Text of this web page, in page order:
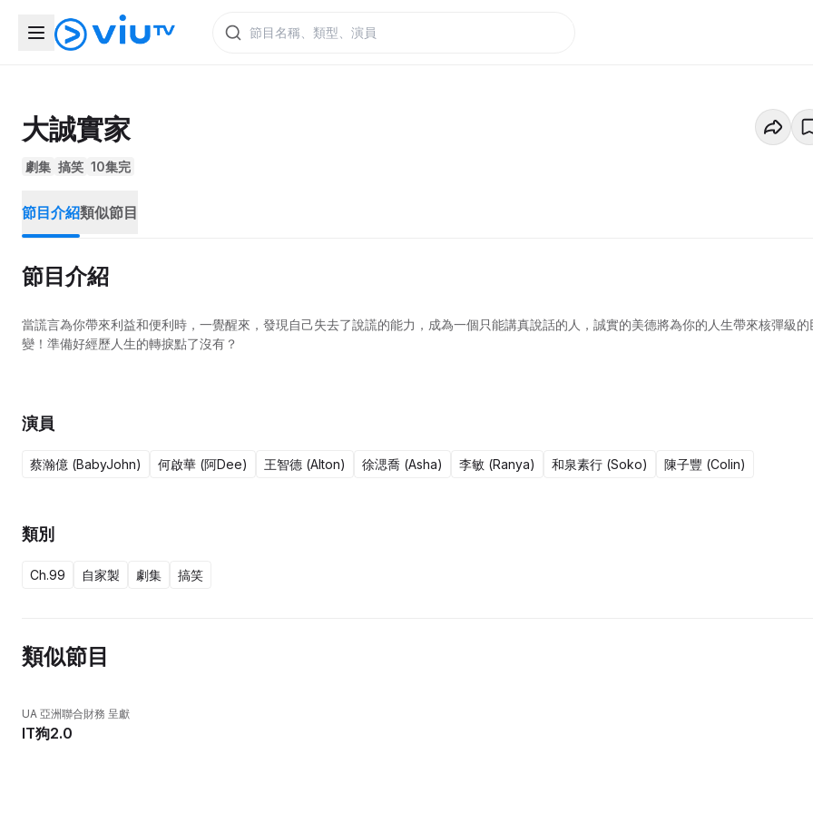
大誠實家
劇集 搞笑 10集完
節目介紹類似節目
節目介紹
當謊言為你帶來利益和便利時，一覺醒來，發現自己失去了說謊的能力，成為一個只能講真說話的人，誠實的美德將為你的人生帶來核彈級的
變！準備好經歷人生的轉捩點了沒有？
演員
蔡瀚億 (BabyJohn) 何啟華 (阿Dee) 王智德 (Alton) 徐㴓喬 (Asha) 李敏 (Ranya) 和泉素行 (Soko) 陳子豐 (Colin)
類別
Ch.99 自家製 劇集 搞笑
類似節目
UA 亞洲聯合財務 呈獻
IT狗2.0